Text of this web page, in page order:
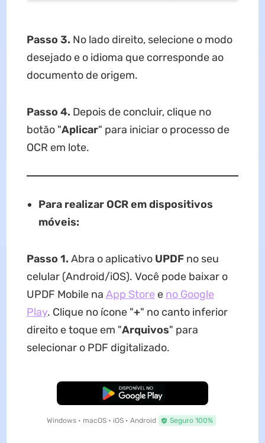
Passo 3. No lado direito, selecione o modo
desejado e o idioma que corresponde ao
documento de origem.
Passo 4. Depois de concluir, clique no
botão "Aplicar" para iniciar o processo de
OCR em lote.
Para realizar OCR em dispositivos
móveis:
Passo 1. Abra o aplicativo UPDFno seu
celular (Android/iOS). Você pode baixar o
UPDF Mobile na App Store e no Google
Play. Clique no ícone "+" no canto inferior
direito e toque em "Arquivos" para
selecionar o PDF digitalizado.
Baixar Grátis
Windows • macOS • iOS • Android Seguro 100%